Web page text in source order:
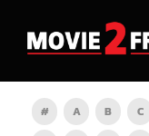
# A B C